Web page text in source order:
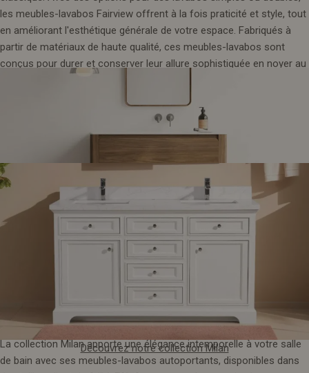
les meubles-lavabos Fairview offrent à la fois praticité et style, tout
en améliorant l'esthétique générale de votre espace. Fabriqués à
partir de matériaux de haute qualité, ces meubles-lavabos sont
conçus pour durer et conserver leur allure sophistiquée en noyer au
Découvrez la collection classique de Fairview
16. Collection Milan
Découvrez notre collection Milan
La collection Milan apporte une élégance intemporelle à votre salle
de bain avec ses meubles-lavabos autoportants, disponibles dans